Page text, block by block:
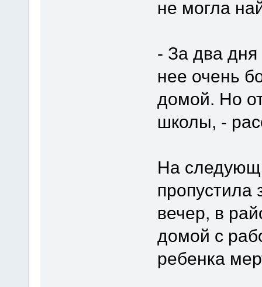
не могла
- За два дня
нее очень
домой. Но
школы, -
На
пропустила
вечер, в
домой с
ребенка